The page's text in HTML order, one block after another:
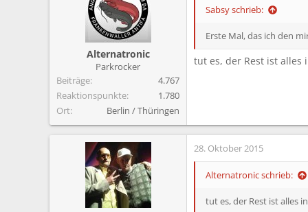
n
Alternatronic
Parkrocker
Beiträge
4.767
Reaktionspunkte
1.780
Ort
Berlin / Thüringen
Sabsy schrieb:
Erste Mal, das ich den
tut es, der Rest ist alles
28. Oktober 2015
Alternatronic schrieb:
tut es, der Rest ist alles